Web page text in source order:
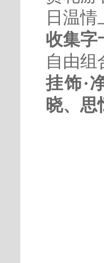
日温情
收集字
自由组
挂饰·
晓、思